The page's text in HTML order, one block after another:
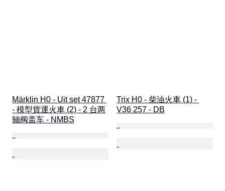
Märklin H0 - Uit set 47877
- 模型貨運火車 (2) - 2 台两
轴阀盖车 - NMBS
Trix H0 - 柴油火車 (1) -
V36 257 - DB